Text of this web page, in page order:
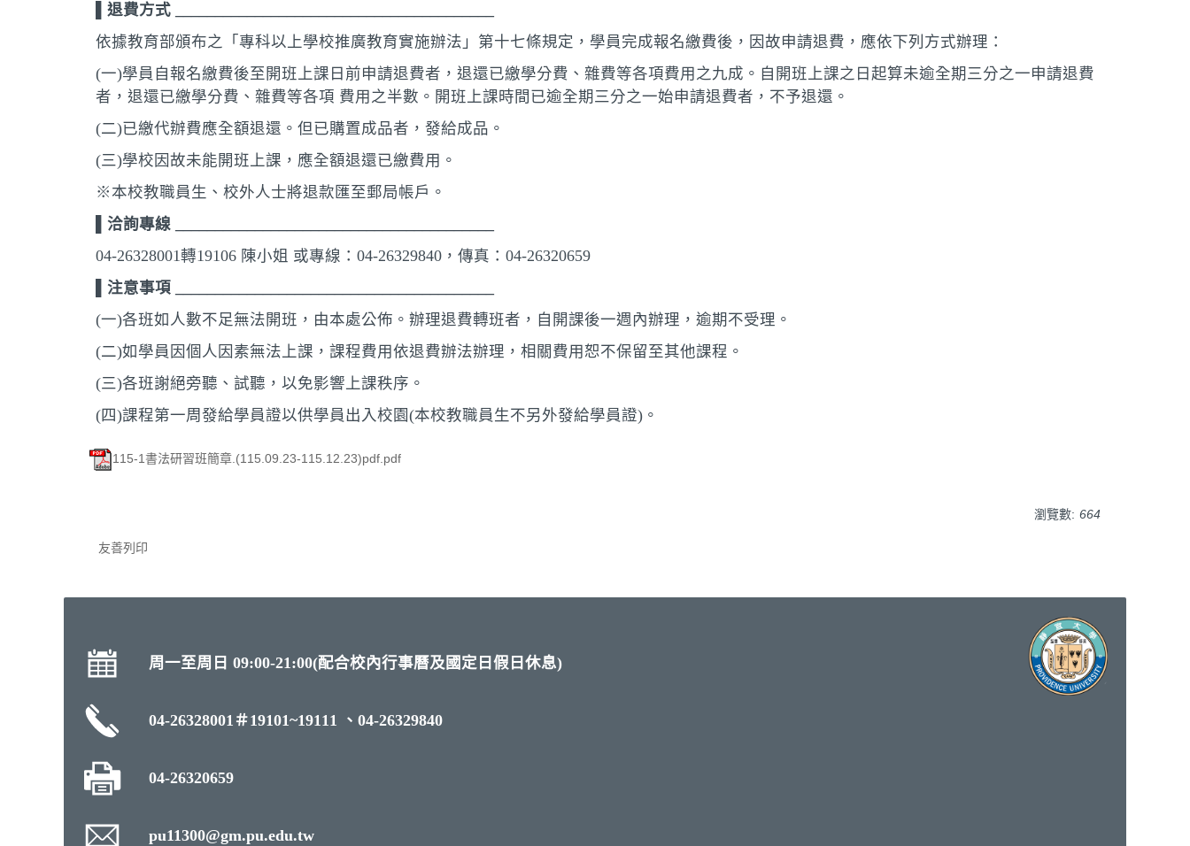
▌退費方式 ________________________________________
依據教育部頒布之「專科以上學校推廣教育實施辦法」第十七條規定，學員完成報名繳費後，因故申請退費，應依下列方式辦理：
(一)學員自報名繳費後至開班上課日前申請退費者，退還已繳學分費、雜費等各項費用之九成。自開班上課之日起算未逾全期三分之一申請退費
者，退還已繳學分費、雜費等各項 費用之半數。開班上課時間已逾全期三分之一始申請退費者，不予退還。
(二)已繳代辦費應全額退還。但已購置成品者，發給成品。
(三)學校因故未能開班上課，應全額退還已繳費用。
※本校教職員生、校外人士將退款匯至郵局帳戶。
▌洽詢專線 ________________________________________
04-26328001轉19106 陳小姐 或專線：04-26329840，傳真：04-26320659
▌注意事項 ________________________________________
(一)各班如人數不足無法開班，由本處公佈。辦理退費轉班者，自開課後一週內辦理，逾期不受理。
(二)如學員因個人因素無法上課，課程費用依退費辦法辦理，相關費用恕不保留至其他課程。
(三)各班謝絕旁聽、試聽，以免影響上課秩序。
(四)課程第一周發給學員證以供學員出入校園(本校教職員生不另外發給學員證)。
115-1書法研習班簡章.(115.09.23-115.12.23)pdf.pdf
瀏覽數: 664
友善列印
周一至周日 09:00-21:00(配合校內行事曆及國定日假日休息)
04-26328001＃19101~19111 、04-26329840
04-26320659
pu11300@gm.pu.edu.tw